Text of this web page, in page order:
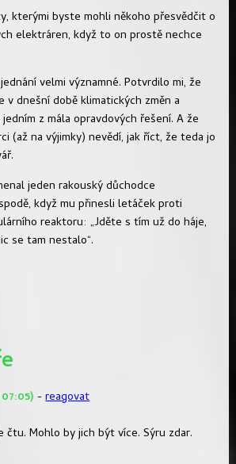
kterými byste mohli někoho přesvědčit o
elektráren, když to on prostě nechce
velmi významné. Potvrdilo mi, že
v dnešní době klimatických změn a
z mála opravdových řešení. A že
(až na výjimky) nevědí, jak říct, že teda jo
jeden rakouský důchodce
když mu přinesli letáček proti
reaktoru: „Jděte s tím už do háje,
se tam nestalo“.
-reagovat
čtu. Mohlo by jich být více. Sýru zdar.